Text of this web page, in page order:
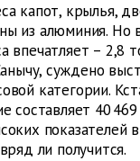
капот, крылья,
из алюминия. Но
впечатляет – 2,8
суждено
категории.
составляет 40
показателей
ли получится.